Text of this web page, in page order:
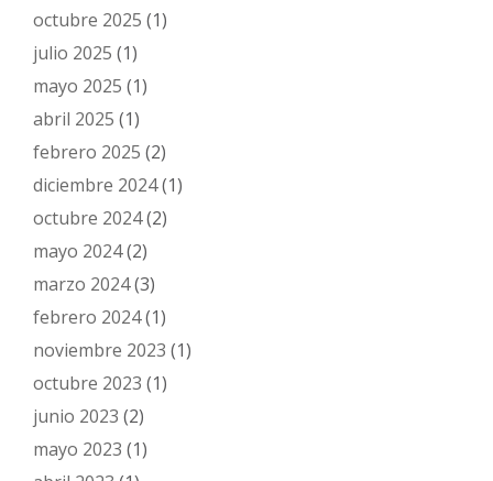
octubre 2025 (1)
julio 2025 (1)
mayo 2025 (1)
abril 2025 (1)
febrero 2025 (2)
diciembre 2024(1)
octubre 2024(2)
mayo 2024(2)
marzo 2024(3)
febrero 2024(1)
noviembre 2023 (1)
octubre 2023 (1)
junio 2023 (2)
mayo 2023 (1)